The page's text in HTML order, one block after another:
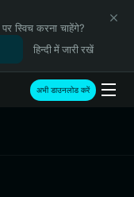
पर स्विच करना चाहेंगे?
हिन्दी में जारी रखें
अभी डाउनलोड करें